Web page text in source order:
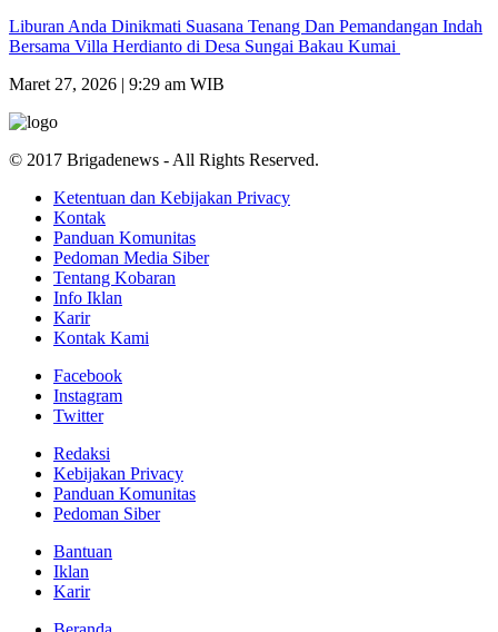
Liburan Anda Dinikmati Suasana Tenang Dan Pemandangan Indah
Bersama Villa Herdianto di Desa Sungai Bakau Kumai
Maret 27, 2026 | 9:29 am WIB
© 2017 Brigadenews - All Rights Reserved.
Ketentuan dan Kebijakan Privacy
Kontak
Panduan Komunitas
Pedoman Media Siber
Tentang Kobaran
Info Iklan
Karir
Kontak Kami
Facebook
Instagram
Twitter
Redaksi
Kebijakan Privacy
Panduan Komunitas
Pedoman Siber
Bantuan
Iklan
Karir